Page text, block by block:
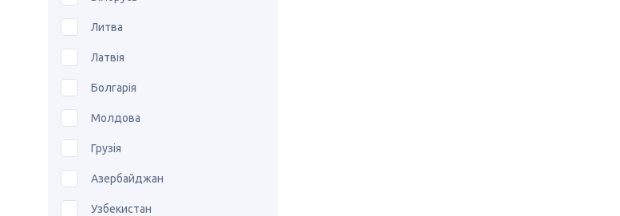
Литва
Латвія
Болгарія
Молдова
Грузія
Азербайджан
Узбекистан